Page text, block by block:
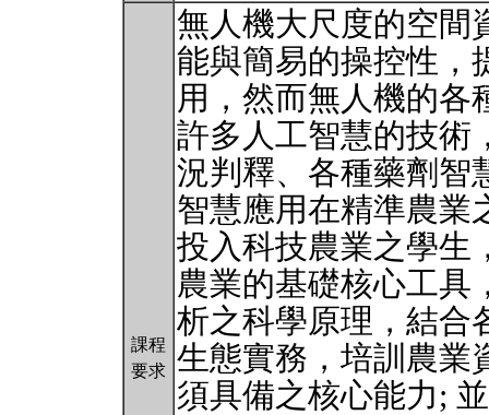
課程
要求
無人機大尺度的空間
能與簡易的操控性，
用，然而無人機的各
許多人工智慧的技術
況判釋、各種藥劑智
智慧應用在精準農業
投入科技農業之學生
農業的基礎核心工具
析之科學原理，結合
生態實務，培訓農業
須具備之核心能力;